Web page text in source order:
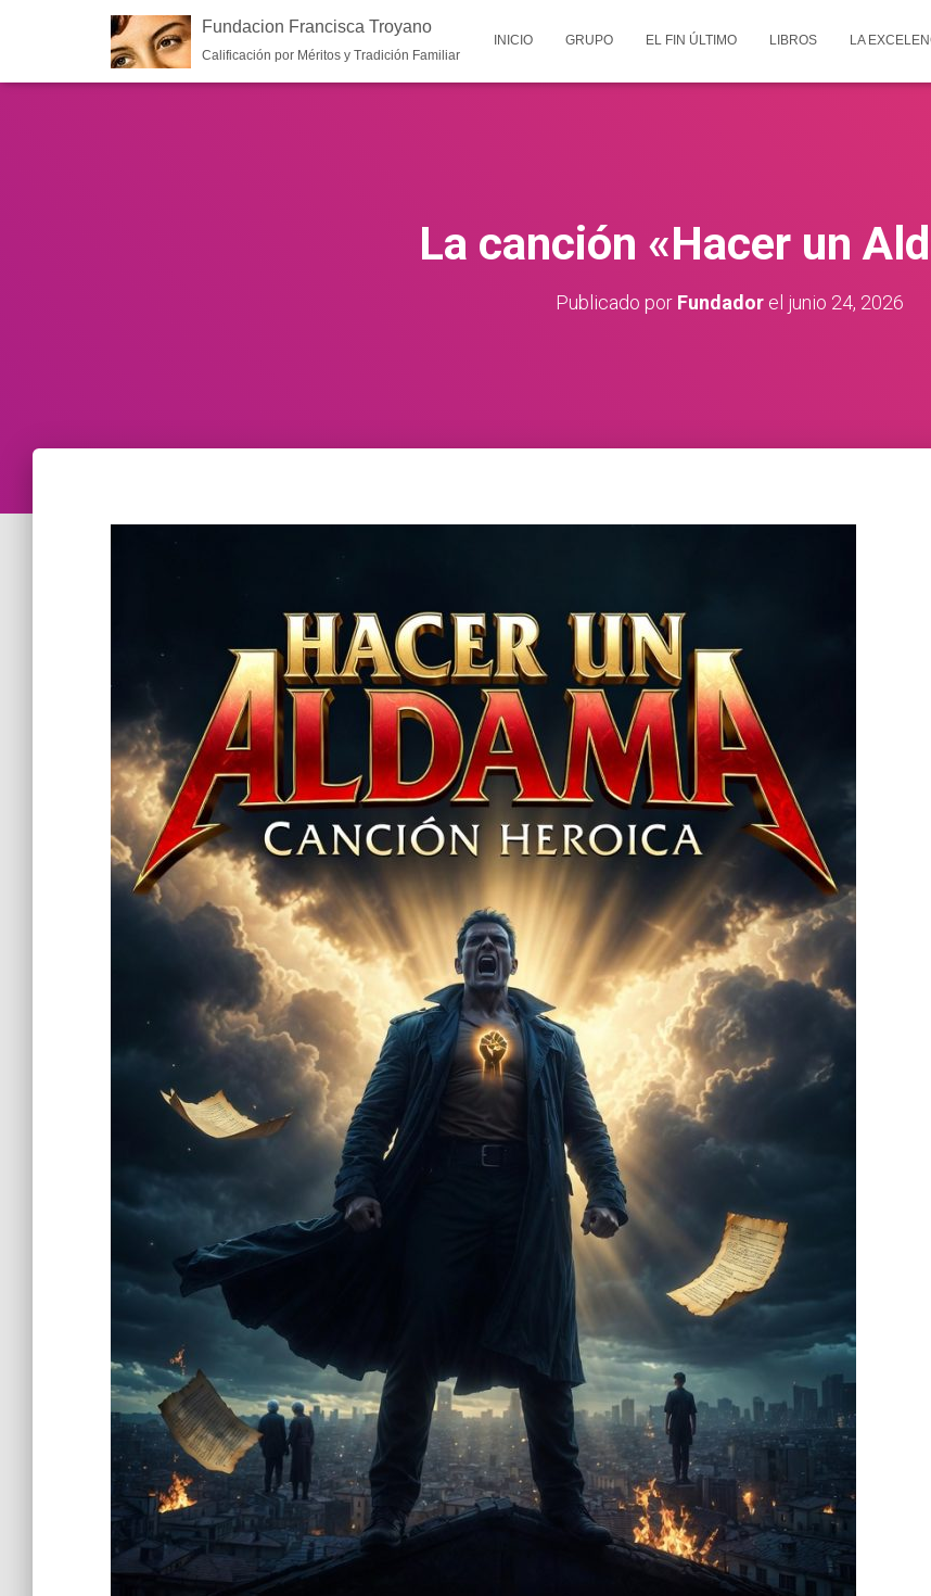
Fundacion Francisca Troyano
Calificación por Méritos y Tradición Familiar
INICIO GRUPO EL FIN ÚLTIMO LIBROS LA
La canción «Hacer un
Publicado por Fundadorel junio 24, 2026